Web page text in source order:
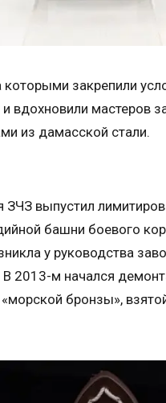
закрепили
вдохновили мастеров
из дамасской стали.
ЗЧЗ выпустил
башни боевого
у руководства
В 2013-м начался
бронзы»,